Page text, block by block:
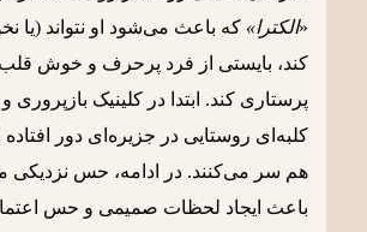
«الکترا» که باعث می‌شود او نتواند (یا
کند، بایستی از فرد پرحرف و خوش قلب
پرستاری کند. ابتدا در کلینیک
کلبه‌ای روستایی در جزیره‌ای دور افتاده
هم سر می‌کنند. در ادامه، حس نزدیکی
باعث ایجاد لحظات صمیمی و حس